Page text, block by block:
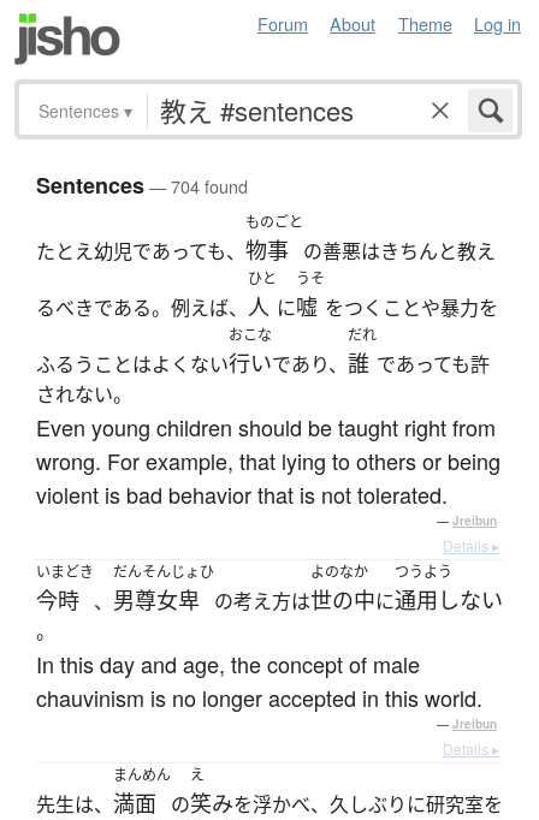
Forum About Theme Log in
Sentences ▾
Sentences— 704 found
たとえ幼児であっても、
ものごと
物事 の善悪はきちんと教え
るべきである。例えば、
ひと
人 に
うそ
嘘 をつくことや暴力を
ふるうことはよくない
おこな
行いであり、
だれ
誰 であっても許
されない。
Even young children should be taught right from
wrong. For example, that lying to others or being
violent is bad behavior that is not tolerated.
— Jreibun
Details ▸
いまどき
今時 、
だんそんじょひ
男尊女卑 の考え方は
よのなか
世の中に
つうよう
通用しない
。
In this day and age, the concept of male
chauvinism is no longer accepted in this world.
— Jreibun
Details ▸
先生は、
まんめん
満面 の
え
笑みを浮かべ、久しぶりに研究室を